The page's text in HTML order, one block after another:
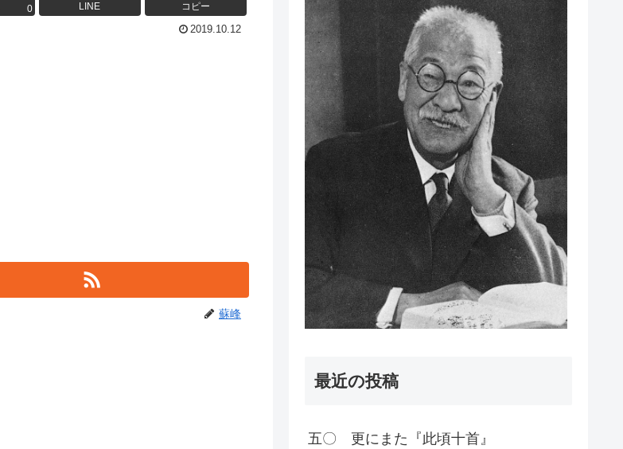
0 LINE コピー
2019.10.12
蘇峰
最近の投稿
五〇 更にまた『此頃十首』